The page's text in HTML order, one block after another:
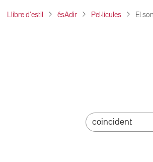
Llibre d'estil ésAdir Pel·lícules El